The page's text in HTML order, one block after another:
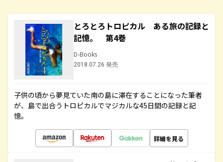
とろとろトロピカル ある旅の記録と
記憶。 第4巻
D-Books
2018.07.26 発売
子供の頃から夢見ていた南の島に滞在することになった筆者
が、島で出合うトロピカルでマジカルな45日間の記録と記
憶。
詳細を見る